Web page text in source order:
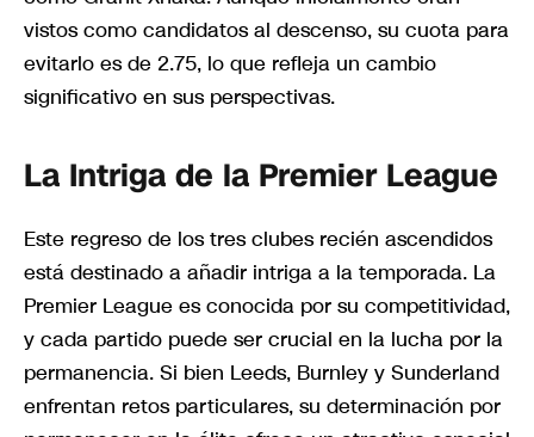
vistos como candidatos al descenso, su cuota para
evitarlo es de 2.75, lo que refleja un cambio
significativo en sus perspectivas.
La Intriga de la Premier League
Este regreso de los tres clubes recién ascendidos
está destinado a añadir intriga a la temporada. La
Premier League es conocida por su competitividad,
y cada partido puede ser crucial en la lucha por la
permanencia. Si bien Leeds, Burnley y Sunderland
enfrentan retos particulares, su determinación por